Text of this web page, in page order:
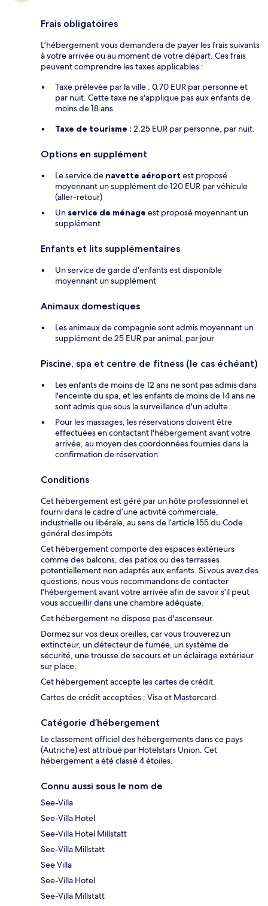
Frais obligatoires
L’hébergement vous demandera de payer les frais suivants
à votre arrivée ou au moment de votre départ. Ces frais
peuvent comprendre les taxes applicables :
Taxe prélevée par la ville : 0.70 EUR par personne et
par nuit. Cette taxe ne s'applique pas aux enfants de
moins de 18 ans.
Taxe de tourisme : 2.25 EUR par personne, par nuit.
Options en supplément
Le service de navette aéroport est proposé
moyennant un supplément de 120 EUR par véhicule
(aller-retour)
Un service de ménage est proposé moyennant un
supplément
Enfants et lits supplémentaires
Un service de garde d'enfants est disponible
moyennant un supplément
Animaux domestiques
Les animaux de compagnie sont admis moyennant un
supplément de 25 EUR par animal, par jour
Piscine, spa et centre de fitness (le cas échéant)
Les enfants de moins de 12 ans ne sont pas admis dans
l'enceinte du spa, et les enfants de moins de 14 ans ne
sont admis que sous la surveillance d'un adulte
Pour les massages, les réservations doivent être
effectuées en contactant l'hébergement avant votre
arrivée, au moyen des coordonnées fournies dans la
confirmation de réservation
Conditions
Cet hébergement est géré par un hôte professionnel et
fourni dans le cadre d’une activité commerciale,
industrielle ou libérale, au sens de l’article 155 du Code
général des impôts
Cet hébergement comporte des espaces extérieurs
comme des balcons, des patios ou des terrasses
potentiellement non adaptés aux enfants. Si vous avez des
questions, nous vous recommandons de contacter
l'hébergement avant votre arrivée afin de savoir s'il peut
vous accueillir dans une chambre adéquate.
Cet hébergement ne dispose pas d'ascenseur.
Dormez sur vos deux oreilles, car vous trouverez un
extincteur, un détecteur de fumée, un système de
sécurité, une trousse de secours et un éclairage extérieur
sur place.
Cet hébergement accepte les cartes de crédit.
Cartes de crédit acceptées : Visa et Mastercard.
Catégorie d’hébergement
Le classement officiel des hébergements dans ce pays
(Autriche) est attribué par Hotelstars Union. Cet
hébergement a été classé 4 étoiles.
Connu aussi sous le nom de
See-Villa
See-Villa Hotel
See-Villa Hotel Millstatt
See-Villa Millstatt
See Villa
See-Villa Hotel
See-Villa Millstatt